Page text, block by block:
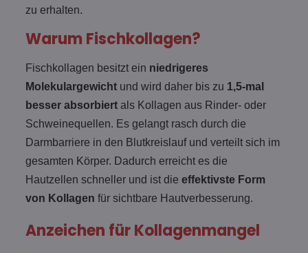
zu erhalten.
Warum Fischkollagen?
Fischkollagen besitzt ein niedrigeres
Molekulargewicht und wird daher bis zu 1,5-mal
besser absorbiert als Kollagen aus Rinder- oder
Schweinequellen. Es gelangt rasch durch die
Darmbarriere in den Blutkreislauf und verteilt sich im
gesamten Körper. Dadurch erreicht es die
Hautzellen schneller und ist die effektivste Form
von Kollagen für sichtbare Hautverbesserung.
Anzeichen für Kollagenmangel